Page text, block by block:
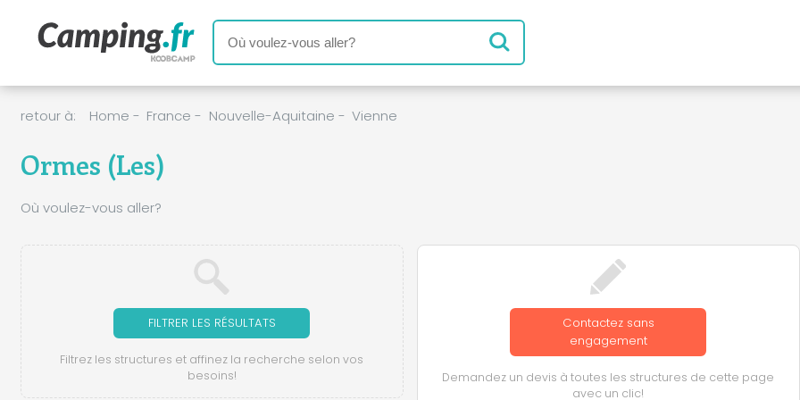
retour à: Home - France - Nouvelle-Aquitaine - Vienne
Ormes (Les)
Où voulez-vous aller?
FILTRER LES RÉSULTATS
Filtrez les structures et affinez la recherche selon vos
besoins!
Contactez sans
engagement
Demandez un devis à toutes les structures de cette page
avec un clic!